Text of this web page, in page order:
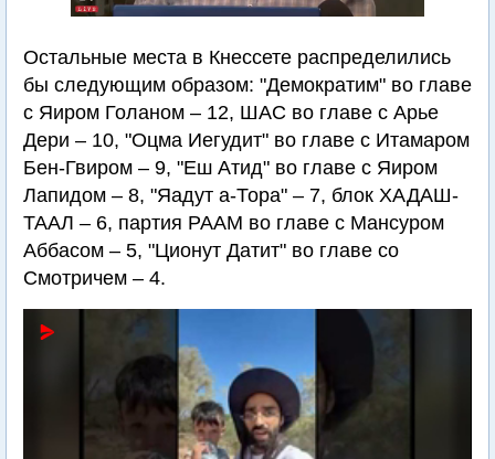
Остальные места в Кнессете распределились
бы следующим образом: "Демократим" во главе
с Яиром Голаном – 12, ШАС во главе с Арье
Дери – 10, "Оцма Иегудит" во главе с Итамаром
Бен-Гвиром – 9, "Еш Атид" во главе с Яиром
Лапидом – 8, "Яадут а-Тора" – 7, блок ХАДАШ-
ТААЛ – 6, партия РААМ во главе с Мансуром
Аббасом – 5, "Ционут Датит" во главе со
Смотричем – 4.